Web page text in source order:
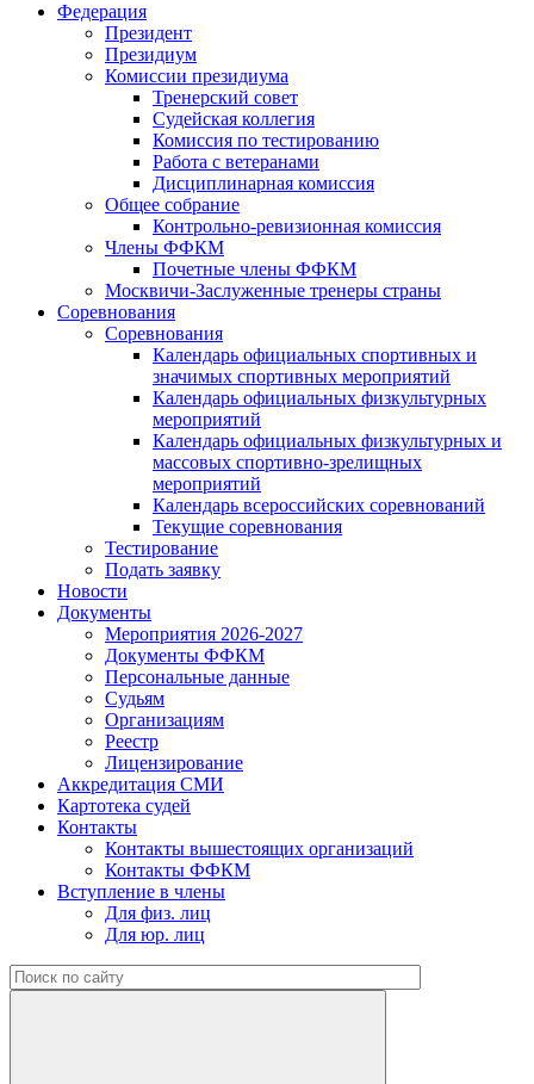
Федерация
Президент
Президиум
Комиссии президиума
Тренерский совет
Судейская коллегия
Комиссия по тестированию
Работа с ветеранами
Дисциплинарная комиссия
Общее собрание
Контрольно-ревизионная комиссия
Члены ФФКМ
Почетные члены ФФКМ
Москвичи-Заслуженные тренеры страны
Соревнования
Соревнования
Календарь официальных спортивных и
значимых спортивных мероприятий
Календарь официальных физкультурных
мероприятий
Календарь официальных физкультурных и
массовых спортивно-зрелищных
мероприятий
Календарь всероссийских соревнований
Текущие соревнования
Тестирование
Подать заявку
Новости
Документы
Мероприятия 2026-2027
Документы ФФКМ
Персональные данные
Судьям
Организациям
Реестр
Лицензирование
Аккредитация СМИ
Картотека судей
Контакты
Контакты вышестоящих организаций
Контакты ФФКМ
Вступление в члены
Для физ. лиц
Для юр. лиц